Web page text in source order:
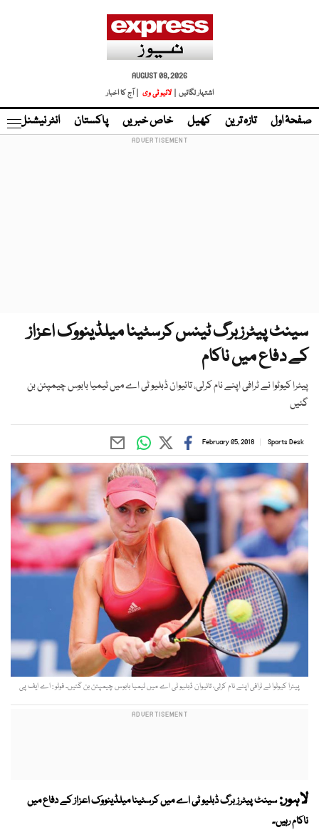
AUGUST 08, 2026
اشتہار لگائیں |
لائیو ٹی وی | آج کا اخبار
صفحۂ اول تازہ ترین کھیل خاص خبریں پاکستان انٹر نیشنل
سینٹ پیٹرزبرگ ٹینس کرسٹینا میلڈینووک اعزاز
کے دفاع میں ناکام
پیٹرا کیوٹوا نے ٹرافی اپنے نام کرلی، تائیوان ڈبلیو ٹی اے میں ٹیمیا بابوس چیمپئن بن
گئیں
Sports Desk
February 05, 2018
پیٹرا کیوٹوا نے ٹرافی اپنے نام کرلی، تائیوان ڈبلیو ٹی اے میں ٹیمیا بابوس چیمپئن بن گئیں۔ فوٹو : اے ایف پی
لاہور:سینٹ پیٹرز برگ ڈبلیو ٹی اے میں کرسٹینا میلڈینووک اعزاز کے دفاع میں
ناکام رہیں۔